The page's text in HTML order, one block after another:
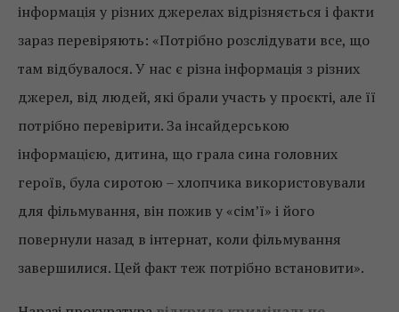
інформація у різних джерелах відрізняється і факти
зараз перевіряють: «Потрібно розслідувати все, що
там відбувалося. У нас є різна інформація з різних
джерел, від людей, які брали участь у проєкті, але її
потрібно перевірити. За інсайдерською
інформацією, дитина, що грала сина головних
героїв, була сиротою – хлопчика використовували
для фільмування, він пожив у «сім’ї» і його
повернули назад в інтернат, коли фільмування
завершилися. Цей факт теж потрібно встановити».